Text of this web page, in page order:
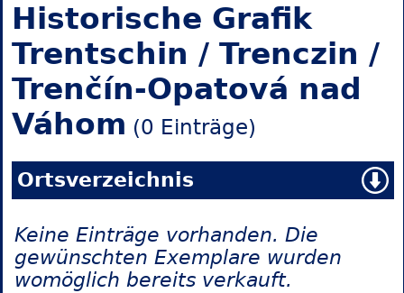
Historische Grafik
Trentschin / Trenczin /
Trenčín-Opatová nad
Váhom (0 Einträge)
Ortsverzeichnis
Keine Einträge vorhanden. Die
gewünschten Exemplare wurden
womöglich bereits verkauft.